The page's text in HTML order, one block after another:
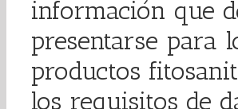
información que
presentarse para
productos
los requisitos de